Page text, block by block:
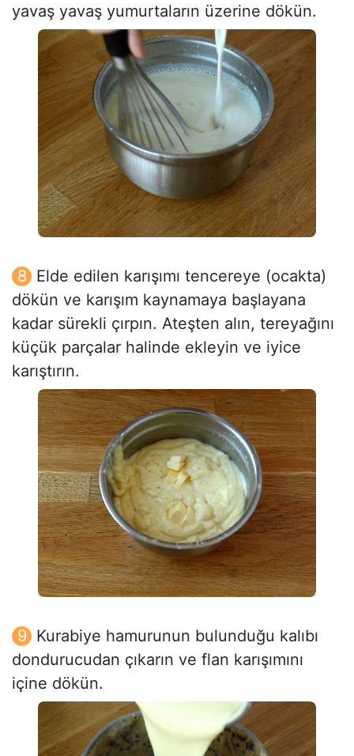
yavaş yavaş yumurtaların üzerine dökün.
Elde edilen karışımı tencereye (ocakta)
dökün ve karışım kaynamaya başlayana
kadar sürekli çırpın. Ateşten alın, tereyağını
küçük parçalar halinde ekleyin ve iyice
karıştırın.
Kurabiye hamurunun bulunduğu kalıbı
dondurucudan çıkarın ve flan karışımını
içine dökün.